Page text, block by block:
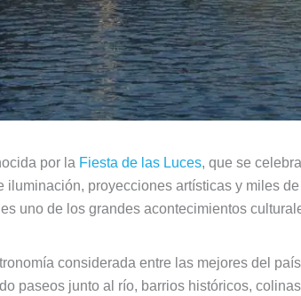
por la Fiesta de las Luces, que se
iluminación, proyecciones artísticas y miles
uno de los grandes acontecimientos
considerada entre las mejores del
paseos junto al río, barrios históricos,